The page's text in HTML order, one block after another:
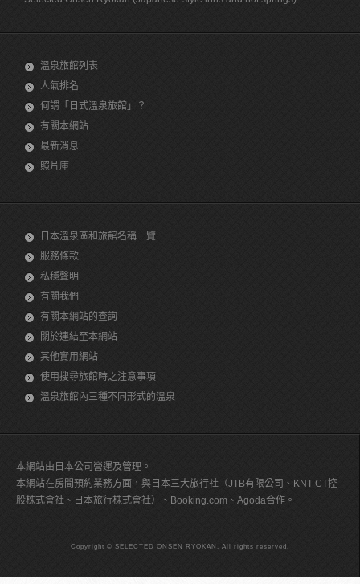
溫泉旅館列表
人氣排名
何謂「日式溫泉旅館」？
有關本網站
最新消息
照片庫
日本溫泉區和旅館名稱一覽
服務條款
私穩聲明
有關我們
有關本網站的查詢
關於連結至本網站
其他實用網站
使用搜尋旅館時之注意事項
溫泉旅館內三種不同形式的溫泉
本網站由日本公司營運及管理。
本網站在房間預約業務方面，與日本三大旅行社（JTB有限公司、KNT-CT控
股株式會社、日本旅行株式會社）、Booking.com、Agoda合作。
Copyright © SELECTED ONSEN RYOKAN, All rights reserved.